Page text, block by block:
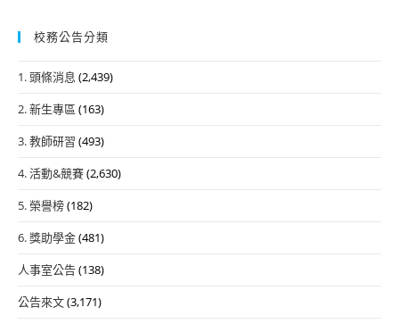
校務公告分類
1. 頭條消息 (2,439)
2. 新生專區 (163)
3. 教師研習 (493)
4. 活動&競賽(2,630)
5. 榮譽榜(182)
6. 獎助學金(481)
人事室公告(138)
公告來文(3,171)